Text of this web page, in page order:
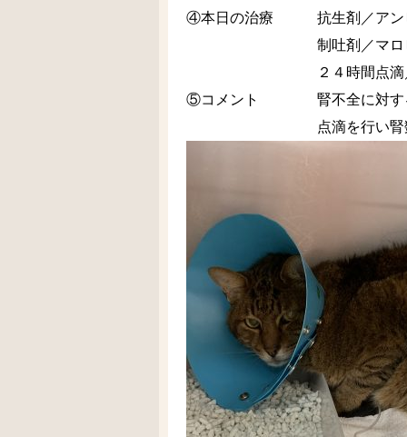
④本日の治療 抗生剤／アンピ
制吐剤／マロピタン
２４時間点滴／デノ
⑤コメント 腎不全に対する
点滴を行い腎数値の